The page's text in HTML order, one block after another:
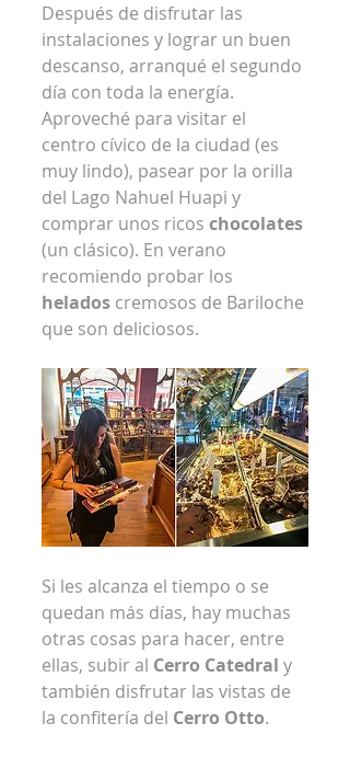
Después de disfrutar las
instalaciones y lograr un buen
descanso, arranqué el segundo
día con toda la energía.
Aproveché para visitar el
centro cívico de la ciudad (es
muy lindo), pasear por la orilla
del Lago Nahuel Huapi y
comprar unos ricos chocolates
(un clásico). En verano
recomiendo probar los
helados cremosos de Bariloche
que son deliciosos.
Si les alcanza el tiempo o se
quedan más días, hay muchas
otras cosas para hacer, entre
ellas, subir al Cerro Catedral y
también disfrutar las vistas de
la confitería del Cerro Otto.